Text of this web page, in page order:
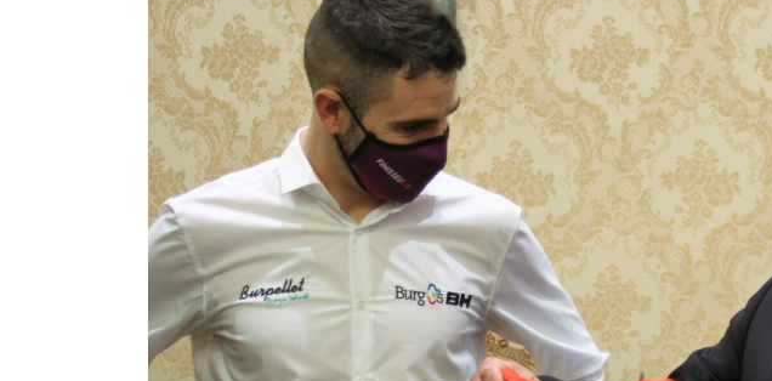
PERSONNALITÉS
TRANSMISSION
APRÈS LE VÉLO
CARRIÈRE PRO
LES DÉBUTS
MEETING, BY LEO